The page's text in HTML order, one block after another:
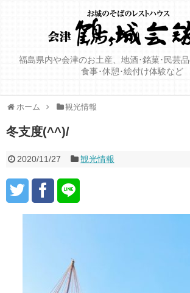
福島県内や会津のお土産、地酒･銘菓･民芸
食事･休憩･絵付け体験など
ホーム 観光情報
冬支度(^^)/
2020/11/27 観光情報